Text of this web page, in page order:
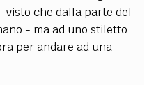
visto che dalla parte del
- ma ad uno stiletto
per andare ad una